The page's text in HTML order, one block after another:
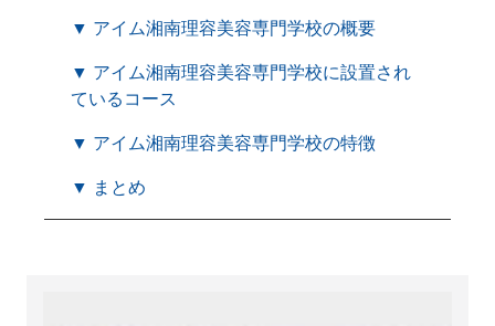
▼ アイム湘南理容美容専門学校の概要
▼ アイム湘南理容美容専門学校に設置され
ているコース
▼ アイム湘南理容美容専門学校の特徴
▼ まとめ